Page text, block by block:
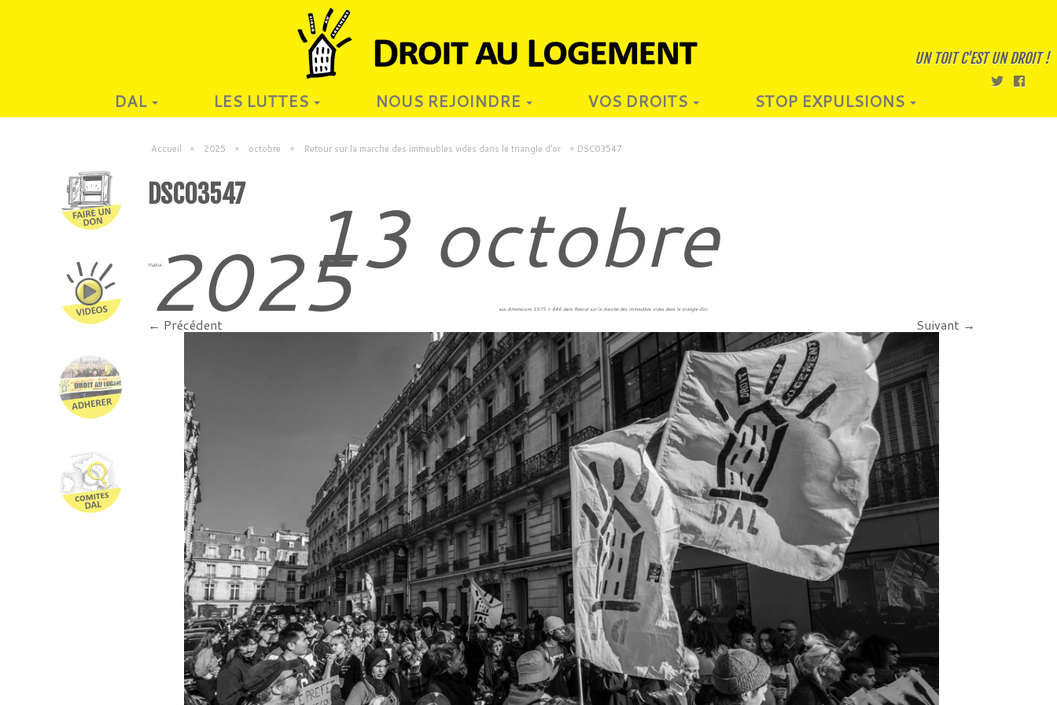
UN TOIT C'EST UN DROIT !
DAL LES LUTTES NOUS REJOINDRE VOS DROITS STOP EXPULSIONS
Accueil » 2025 » octobre » Retour sur la marche des immeubles vides dans le triangle d’or » DSC03547
DSC03547
Publié 13 octobre
2025 aux dimensions 1575 × 886 dans Retour sur la marche des immeubles vides dans le triangle d’or.
← Précédent Suivant →